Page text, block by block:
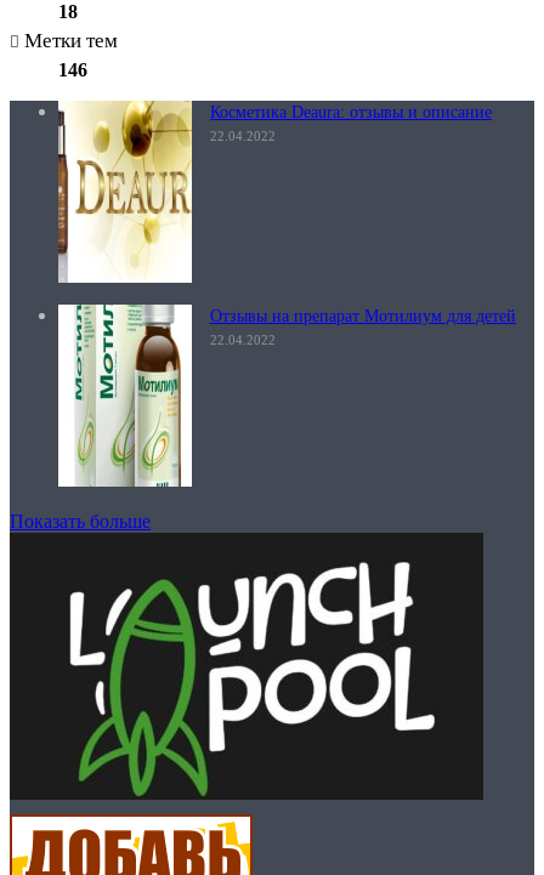
18
Метки тем
146
Косметика Deaura: отзывы и описание
22.04.2022
Отзывы на препарат Мотилиум для детей
22.04.2022
Показать больше